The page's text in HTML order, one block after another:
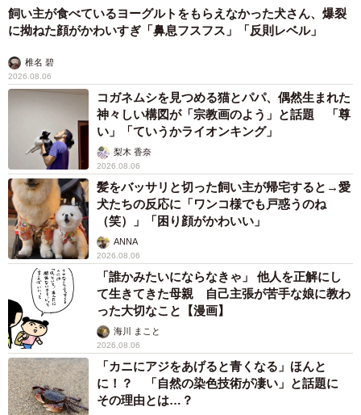
飼い主が食べているヨーグルトをもらえなかった犬さん、爆裂
に拗ねた顔がかわいすぎ「鼻息フスフス」「反則レベル」
椎名 碧
2026.08.06
コガネムシを見つめる猫とパパ、偶然生まれた
神々しい構図が「宗教画のよう」と話題 「尊
い」「ていうかライオンキング」
梨木 香奈
2026.08.06
髪をバッサリと切った飼い主が帰宅すると→愛
犬たちの反応に「ワンコ様でも戸惑うのね
（笑）」「困り顔がかわいい」
ANNA
2026.08.06
「誰かみたいにならなきゃ」 他人を正解にし
て生きてきた母親 自己主張が苦手な娘に教わ
った大切なこと【漫画】
海川 まこと
2026.08.06
「カニにアジをあげると青くなる」ほんと
に！？ 「自然の染色技術が凄い」と話題に
その理由とは…？